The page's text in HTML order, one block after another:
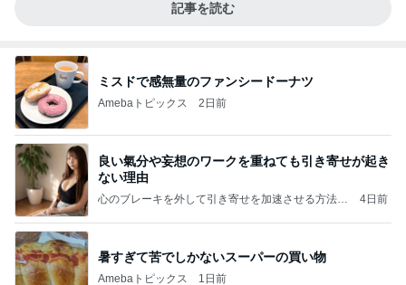
記事を読む
ミスドで感無量のファンシードーナツ
Amebaトピックス 2日前
良い氣分や妄想のワークを重ねても引き寄せが起き
ない理由
心のブレーキを外して引き寄せを加速させる方法：
4日前
暑すぎて苦でしかないスーパーの買い物
Amebaトピックス 1日前